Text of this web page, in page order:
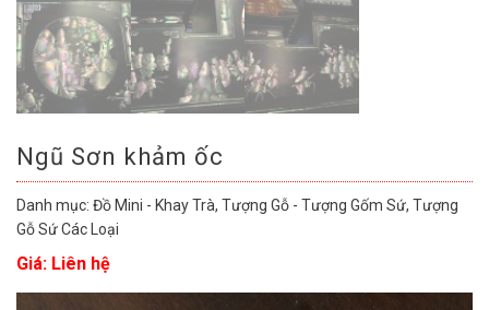
Ngũ Sơn khảm ốc
Danh mục: Đồ Mini - Khay Trà, Tượng Gỗ - Tượng Gốm Sứ, Tượng
Gỗ Sứ Các Loại
Giá: Liên hệ